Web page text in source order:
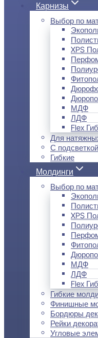
Карнизы
Выбор по
XPS
МДФ
ЛДФ
Flex
Для
С подсветкой
Гибкие
Молдинги
Выбор по
XPS
МДФ
ЛДФ
Flex
Гибкие
Финишные
Бордюры
Рейки
Угловые